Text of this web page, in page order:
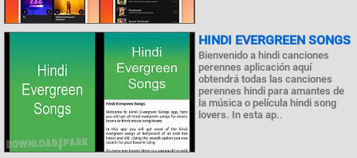
HINDI EVERGREEN SONGS
Bienvenido a hindi canciones
perennes aplicación aquí
obtendrá todas las canciones
perennes hindi para amantes de
la música o película hindi song
lovers. In esta ap..